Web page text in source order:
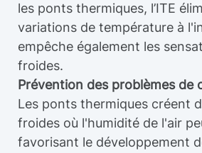
les ponts thermiques, l’ITE
variations de température à
empêche également les
froides.
Prévention des problèmes de
Les ponts thermiques créent
froides où l'humidité de l'air
favorisant le développement